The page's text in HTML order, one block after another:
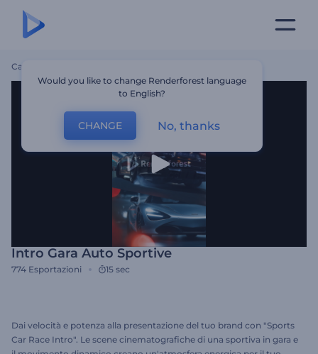
Casa
Intro Gara Auto Sportive
774 Esportazioni 15 sec
Dai velocità e potenza alla presentazione del tuo brand con "Sports
Car Race Intro". Le scene cinematografiche di una sportiva in gara e
Would you like to change Renderforest language
to English?
CHANGE No, thanks